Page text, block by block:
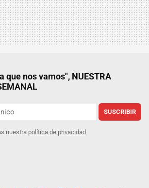
que nos vamos", NUESTRA
SUSCRIBIR
nuestra política de privacidad